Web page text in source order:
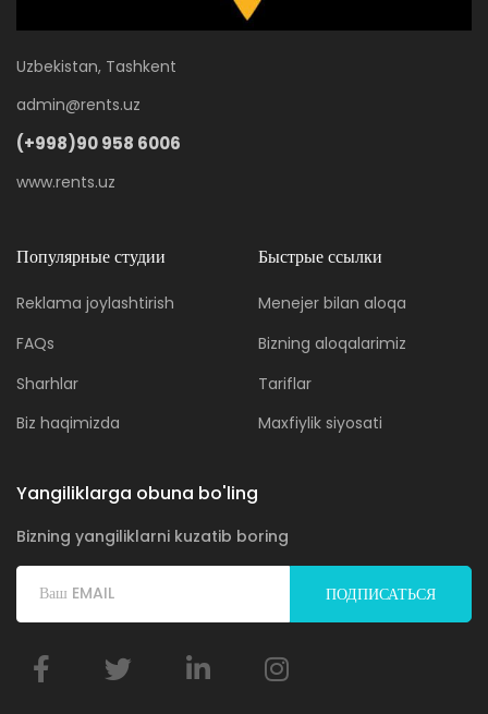
Uzbekistan, Tashkent
admin@rents.uz
(+998)90 958 6006
www.rents.uz
Популярные студии
Reklama joylashtirish
FAQs
Sharhlar
Biz haqimizda
Быстрые ссылки
Menejer bilan aloqa
Bizning aloqalarimiz
Tariflar
Maxfiylik siyosati
Yangiliklarga obuna bo'ling
Bizning yangiliklarni kuzatib boring